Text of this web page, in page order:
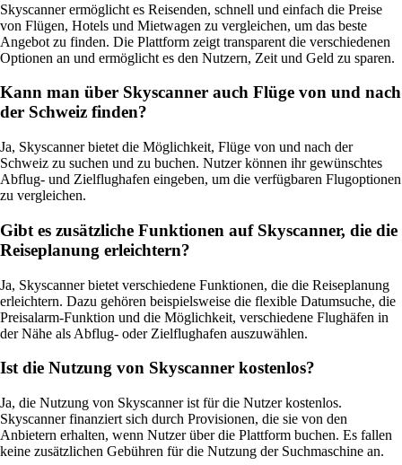
Skyscanner ermöglicht es Reisenden, schnell und einfach die Preise
von Flügen, Hotels und Mietwagen zu vergleichen, um das beste
Angebot zu finden. Die Plattform zeigt transparent die verschiedenen
Optionen an und ermöglicht es den Nutzern, Zeit und Geld zu sparen.
Kann man über Skyscanner auch Flüge von und nach
der Schweiz finden?
Ja, Skyscanner bietet die Möglichkeit, Flüge von und nach der
Schweiz zu suchen und zu buchen. Nutzer können ihr gewünschtes
Abflug- und Zielflughafen eingeben, um die verfügbaren Flugoptionen
zu vergleichen.
Gibt es zusätzliche Funktionen auf Skyscanner, die die
Reiseplanung erleichtern?
Ja, Skyscanner bietet verschiedene Funktionen, die die Reiseplanung
erleichtern. Dazu gehören beispielsweise die flexible Datumsuche, die
Preisalarm-Funktion und die Möglichkeit, verschiedene Flughäfen in
der Nähe als Abflug- oder Zielflughafen auszuwählen.
Ist die Nutzung von Skyscanner kostenlos?
Ja, die Nutzung von Skyscanner ist für die Nutzer kostenlos.
Skyscanner finanziert sich durch Provisionen, die sie von den
Anbietern erhalten, wenn Nutzer über die Plattform buchen. Es fallen
keine zusätzlichen Gebühren für die Nutzung der Suchmaschine an.